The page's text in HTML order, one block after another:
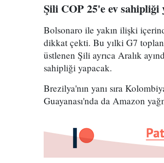
Şili COP 25'e ev sahipliği
Bolsonaro ile yakın ilişki
dikkat çekti. Bu yılki G7
üstlenen Şili ayrıca Aralık
sahipliği yapacak.
Brezilya'nın yanı sıra
Guayanası'nda da Amazon